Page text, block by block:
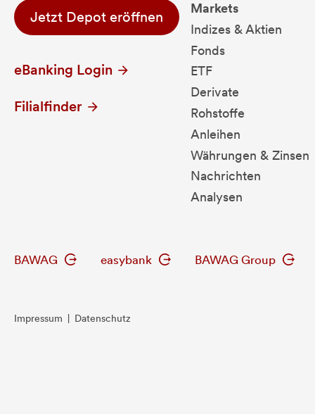
Jetzt Depot eröffnen
eBanking Login
Filialfinder
Markets
Indizes & Aktien
Fonds
ETF
Derivate
Rohstoffe
Anleihen
Währungen & Zinsen
Nachrichten
Analysen
BAWAG easybank BAWAG Group
Impressum Datenschutz